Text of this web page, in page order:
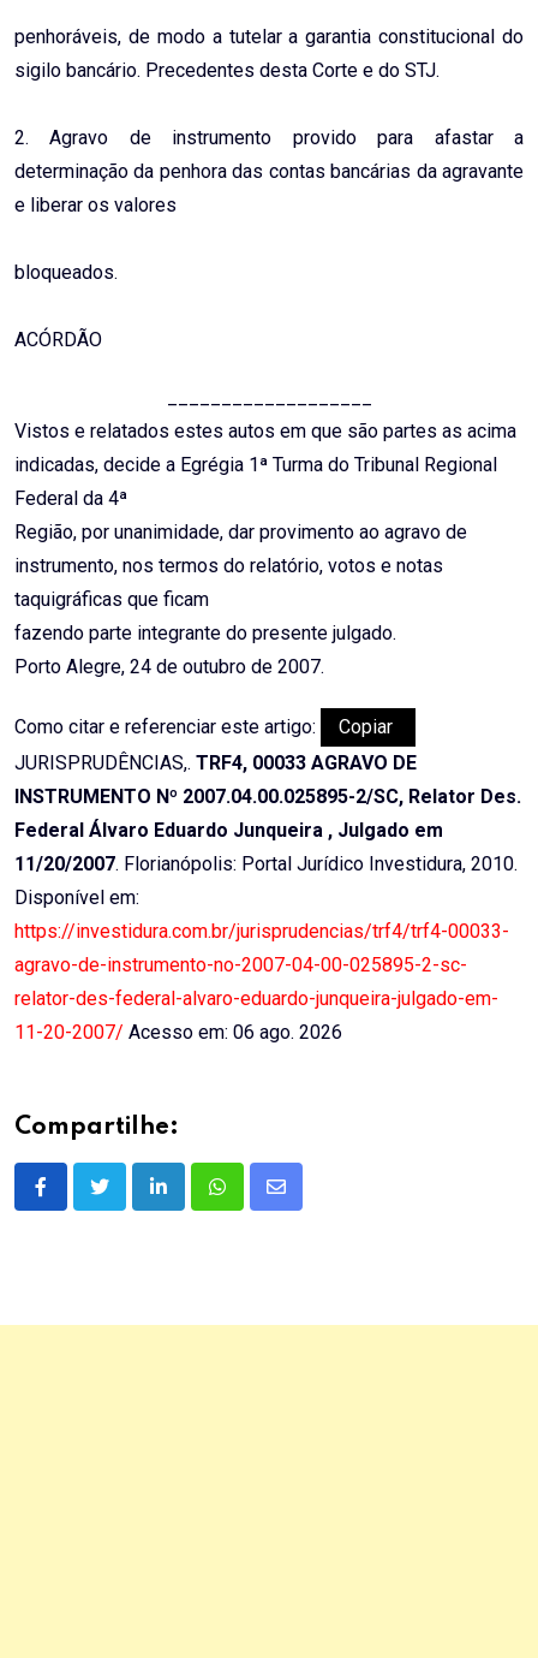
penhoráveis, de modo a tutelar a garantia constitucional do
sigilo bancário. Precedentes desta Corte e do STJ.
2. Agravo de instrumento provido para afastar a
determinação da penhora das contas bancárias da agravante
e liberar os valores
bloqueados.
ACÓRDÃO
Vistos e relatados estes autos em que são partes as acima
indicadas, decide a Egrégia 1ª Turma do Tribunal Regional
Federal da 4ª
Região, por unanimidade, dar provimento ao agravo de
instrumento, nos termos do relatório, votos e notas
taquigráficas que ficam
fazendo parte integrante do presente julgado.
Porto Alegre, 24 de outubro de 2007.
Como citar e referenciar este artigo:
Copiar
JURISPRUDÊNCIAS,. TRF4, 00033 AGRAVO DE
INSTRUMENTO Nº 2007.04.00.025895-2/SC, Relator Des.
Federal Álvaro Eduardo Junqueira , Julgado em
11/20/2007. Florianópolis: Portal Jurídico Investidura, 2010.
Disponível em:
https://investidura.com.br/jurisprudencias/trf4/trf4-00033-
agravo-de-instrumento-no-2007-04-00-025895-2-sc-
relator-des-federal-alvaro-eduardo-junqueira-julgado-em-
11-20-2007/ Acesso em: 06 ago. 2026
Compartilhe:
LinkedInWhatsappShare